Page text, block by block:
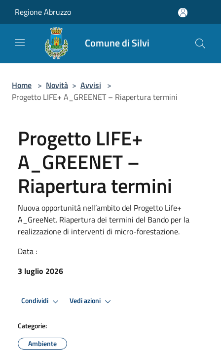
Regione Abruzzo
Comune di Silvi
Home > Novità > Avvisi >
Progetto LIFE+ A_GREENET – Riapertura termini
Progetto LIFE+
A_GREENET –
Riapertura termini
Nuova opportunità nell’ambito del Progetto Life+
A_GreeNet. Riapertura dei termini del Bando per la
realizzazione di interventi di micro-forestazione.
Data :
3 luglio 2026
Condividi Vedi azioni
Categorie:
Ambiente